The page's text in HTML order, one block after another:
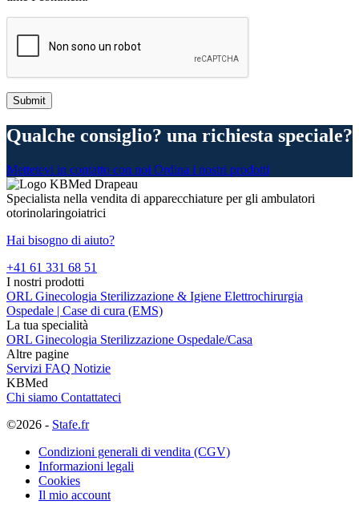
Qualche consiglio? una richiesta speciale?
Mettetevi in contatto con noi Ordina i nostri prodotti
Specialista nella vendita di apparecchiature per gli ambulatori
otorinolaringoiatrici
Hai bisogno di aiuto?
+41 61 331 68 51
I nostri prodotti
ORL Ginecologia Sterilizzazione & Igiene Elettrochirurgia
Ospedale | Case di cura (EMS)
La tua specialità
ORL Ginecologia Sterilizzazione Ospedale/Casa
Altre pagine
Servizi FAQ Notizie
KBMed
Chi siamo Contattateci
©2026 - Stafe.fr
Condizioni generali di vendita (CGV)
Informazioni legali
Cookies
Il mio account